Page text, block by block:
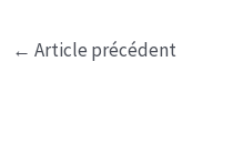
← Article précédent